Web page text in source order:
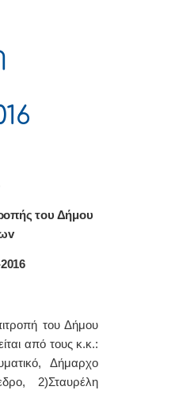
τoυ Δήμoυ
τoυ Δήμoυ
από τoυς κ.κ.:
Δήμαρχo
2)Σταυρέλη